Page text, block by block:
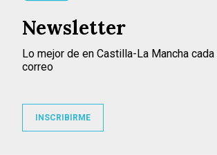
Newsletter
Lo mejor de en Castilla-La Mancha
correo
INSCRIBIRME